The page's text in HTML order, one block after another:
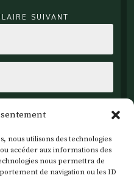
nous utilisons des technologies
accéder aux informations des
nous permettra de
de navigation ou les ID
suivant